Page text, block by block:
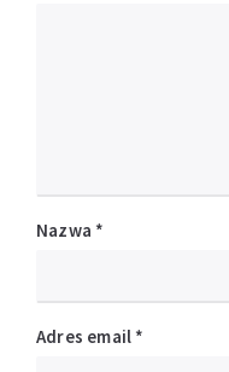
Nazwa *
Adres email *